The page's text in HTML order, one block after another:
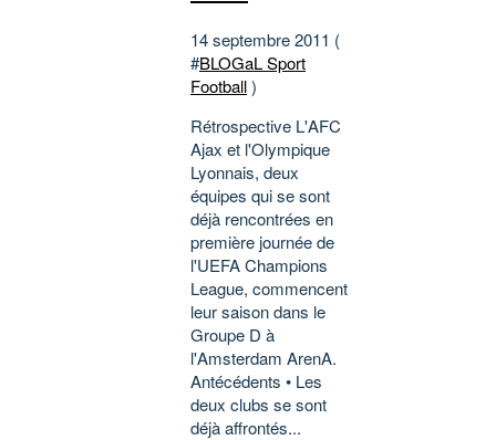
14 septembre 2011 (
#BLOGaL Sport
Football)
Rétrospective L'AFC
Ajax et l'Olympique
Lyonnais, deux
équipes qui se sont
déjà rencontrées en
première journée de
l'UEFA Champions
League, commencent
leur saison dans le
Groupe D à
l'Amsterdam ArenA.
Antécédents • Les
deux clubs se sont
déjà affrontés...